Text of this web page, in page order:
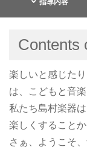
指導内容
Contents
楽しいと感じた
は、こどもと音
私たち島村楽器
楽しくすることか
さぁ、ようこそ